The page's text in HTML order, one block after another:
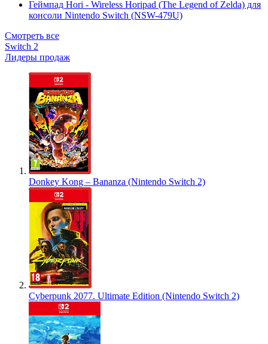
Геймпад Hori - Wireless Horipad (The Legend of Zelda) для
консоли Nintendo Switch (NSW-479U)
Смотреть все
Switch 2
Лидеры продаж
Donkey Kong – Bananza (Nintendo Switch 2)
Cyberpunk 2077. Ultimate Edition (Nintendo Switch 2)